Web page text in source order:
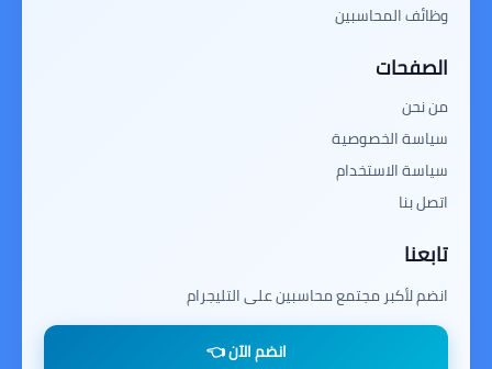
وظائف المحاسبين
الصفحات
من نحن
سياسة الخصوصية
سياسة الاستخدام
اتصل بنا
تابعنا
انضم لأكبر مجتمع محاسبين على التليجرام
انضم الآن 👈